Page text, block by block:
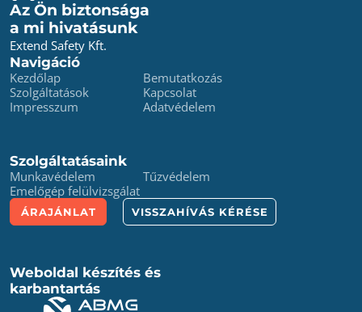
Az Ön biztonsága
a mi hivatásunk
Extend Safety Kft.
Navigáció
Kezdőlap
Bemutatkozás
Szolgáltatások
Kapcsolat
Impresszum
Adatvédelem
Szolgáltatásaink
Munkavédelem
Tűzvédelem
Emelőgép felülvizsgálat
ÁRAJÁNLAT VISSZAHÍVÁS KÉRÉSE
Weboldal készítés és
karbantartás